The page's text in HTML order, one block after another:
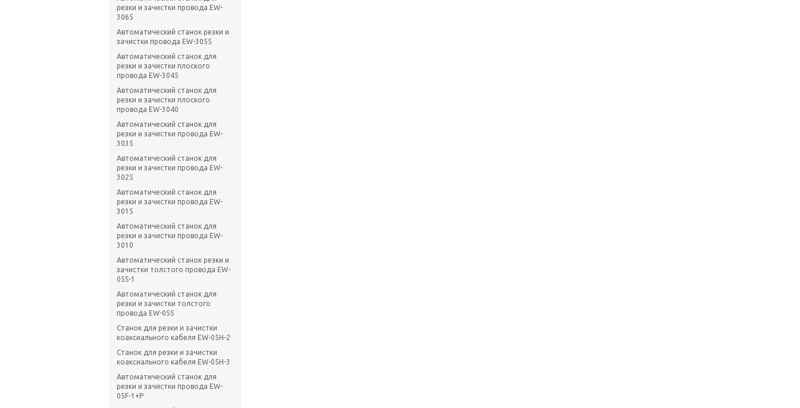
резки и зачистки провода EW-
3065
Автоматический станок резки и
зачистки провода EW-3055
Автоматический станок для
резки и зачистки плоского
провода EW-3045
Автоматический станок для
резки и зачистки плоского
провода EW-3040
Автоматический станок для
резки и зачистки провода EW-
3035
Автоматический станок для
резки и зачистки провода EW-
3025
Автоматический станок для
резки и зачистки провода EW-
3015
Автоматический станок для
резки и зачистки провода EW-
3010
Автоматический станок резки и
зачистки толстого провода EW-
05S-1
Автоматический станок для
резки и зачистки толстого
провода EW-05S
Станок для резки и зачистки
коаксиального кабеля EW-05H-2
Станок для резки и зачистки
коаксиального кабеля EW-05H-3
Автоматический станок для
резки и зачистки провода EW-
05F-1+P